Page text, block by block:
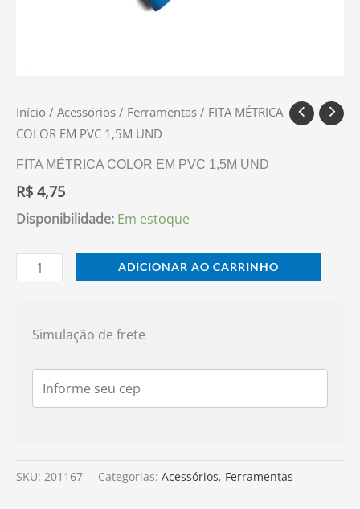
Início / Acessórios / Ferramentas / FITA MÉTRICA
COLOR EM PVC 1,5M UND
FITA MÉTRICA COLOR EM PVC 1,5M UND
R$ 4,75
Disponibilidade: Em estoque
ADICIONAR AO CARRINHO
Simulação de frete
SKU: 201167 Categorias: Acessórios, Ferramentas